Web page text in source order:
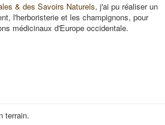
& des Savoirs Naturels, j'ai pu réaliser un
l'herboristerie et les champignons, pour
médicinaux d'Europe occidentale.
terrain.